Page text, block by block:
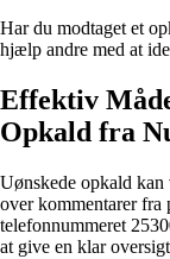
Har du modtaget et
hjælp andre med at
Effektiv
Opkald fra
Uønskede opkald
over kommentarer fra
telefonnummeret
at give en klar